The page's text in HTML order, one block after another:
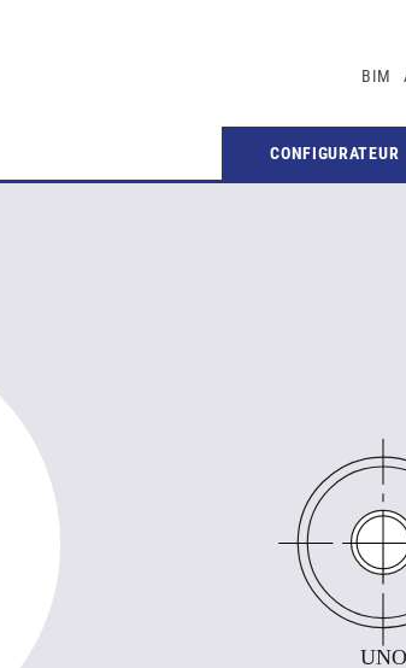
BIM
CONFIGURATEUR